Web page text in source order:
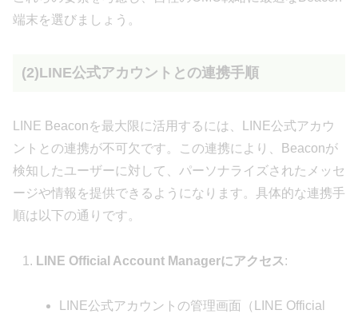
端末を選びましょう。
(2)LINE公式アカウントとの連携手順
LINE Beaconを最大限に活用するには、LINE公式アカウ
ントとの連携が不可欠です。この連携により、Beaconが
検知したユーザーに対して、パーソナライズされたメッセ
ージや情報を提供できるようになります。具体的な連携手
順は以下の通りです。
LINE Official Account Managerにアクセス:
LINE公式アカウントの管理画面（LINE Official